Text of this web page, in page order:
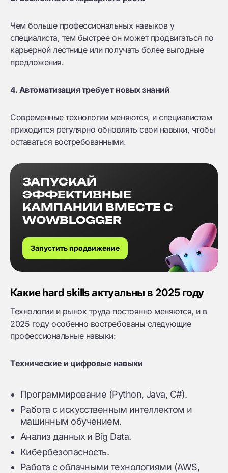
Чем больше профессиональных навыков у
специалиста, тем быстрее он может продвигаться по
карьерной лестнице или получать более выгодные
предложения.
4. Автоматизация требует новых знаний
Современные технологии меняются, и специалистам
приходится регулярно обновлять свои навыки, чтобы
оставаться востребованными.
ЗАПУСКАЙ
ЭФФЕКТИВНЫЕ
КАМПАНИИ ВМЕСТЕ С
WOWBLOGGER
Запустить продвижение
Какие hard skills актуальны в 2025 году
Технологии и рынок труда постоянно меняются, и в
2025 году особенно востребованы следующие
профессиональные навыки:
Технические и цифровые навыки
Программирование (Python, Java, C#).
Работа с искусственным интеллектом и
машинным обучением.
Анализ данных и Big Data.
Кибербезопасность.
Работа с облачными технологиями (AWS,